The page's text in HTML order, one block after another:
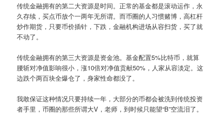
传统金融拥有的第二大资源是时间。正常的基金都是滚动运作，永
久存续，买点币放个一两年无所谓。而币圈的人习惯赌博，高杠杆
炒作期货，只要币价插针，下跌，金融机构进场从容扫货，买了就
不动了。
传统金融拥有的第三大资源是资金池。基金配置5%比特币，就算
腰斩对净值影响很小，涨10倍对净值贡献50%，人家从容淡定。这
边跌个两百块全爆仓了，身家性命都没了。
我敢保证这种情况只要持续一年，大部分的币都会被洗到传统投资
者手里，币圈的那些所谓大V，老师，到时候只能望“B”空流泪了。